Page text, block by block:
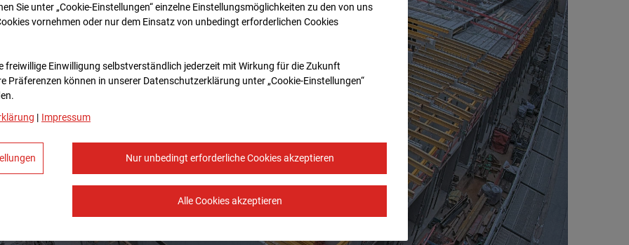
Sie unter „Cookie-Einstellungen“ einzelne Einstellungsmöglichkeiten zu den von uns
vornehmen oder nur dem Einsatz von unbedingt erforderlichen Cookies
freiwillige Einwilligung selbstverständlich jederzeit mit Wirkung für die Zukunft
Prä­fe­renzen können in unserer Datenschutzerklärung unter „Cookie-Einstellungen“
| Impressum
Nur unbedingt erforderliche Cookies akzeptieren
Alle Cookies akzeptieren